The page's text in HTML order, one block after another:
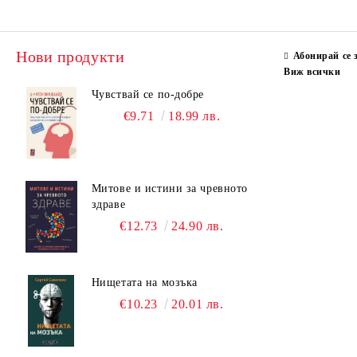
Нови продукти
Чувствай се по-добре
€9.71 18.99 лв.
Митове и истини за чревното
здраве
€12.73 24.90 лв.
Нищетата на мозъка
€10.23 20.01 лв.
Абонирай се
Виж всички